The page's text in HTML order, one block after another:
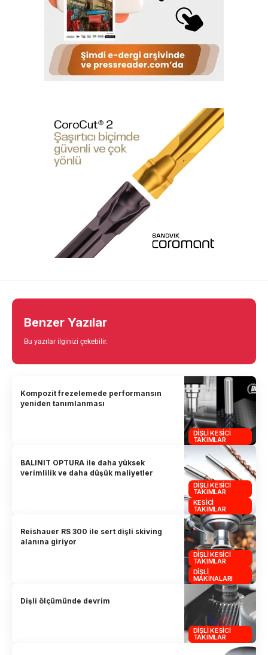
Benzer Yazılar
Bu yazılar ilginizi çekebilir.
DIŞLI KESICI
TAKIMLAR
Kompozit frezelemede performansın
yeniden tanımlanması
DIŞLI KESICI
TAKIMLAR
KESICI
TAKIMLAR
BALINIT OPTURA ile daha yüksek
verimlilik ve daha düşük maliyetler
DIŞLI KESICI
TAKIMLAR
DIŞLI
MAKINALARI
Reishauer RS 300 ile sert dişli skiving
alanına giriyor
DIŞLI KESICI
TAKIMLAR
Dişli ölçümünde devrim